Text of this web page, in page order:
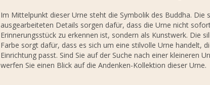
Im Mittelpunkt dieser Urne steht die Symbolik des Buddha. Die
ausgearbeiteten Details sorgen dafür, dass die Urne nicht
Erinnerungsstück zu erkennen ist, sondern als Kunstwerk. Die
Farbe sorgt dafür, dass es sich um eine stilvolle Urne handelt,
Einrichtung passt. Sind Sie auf der Suche nach einer kleineren
werfen Sie einen Blick auf die Andenken-Kollektion dieser Urne.